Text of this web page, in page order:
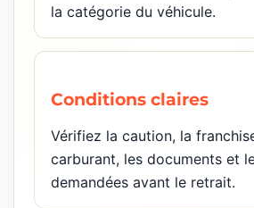
la catégorie du véhicule.
Conditions claires
Vérifiez la caution, la
carburant, les documents et
demandées avant le retrait.